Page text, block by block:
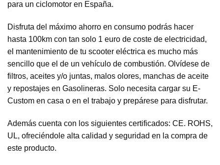
para un ciclomotor en España.
Disfruta del máximo ahorro en consumo podrás hacer
hasta 100km con tan solo 1 euro de coste de electricidad,
el mantenimiento de tu scooter eléctrica es mucho más
sencillo que el de un vehículo de combustión. Olvídese de
filtros, aceites y/o juntas, malos olores, manchas de aceite
y repostajes en Gasolineras. Solo necesita cargar su E-
Custom en casa o en el trabajo y prepárese para disfrutar.
Además cuenta con los siguientes certificados: CE. ROHS,
UL, ofreciéndole alta calidad y seguridad en la compra de
este producto.